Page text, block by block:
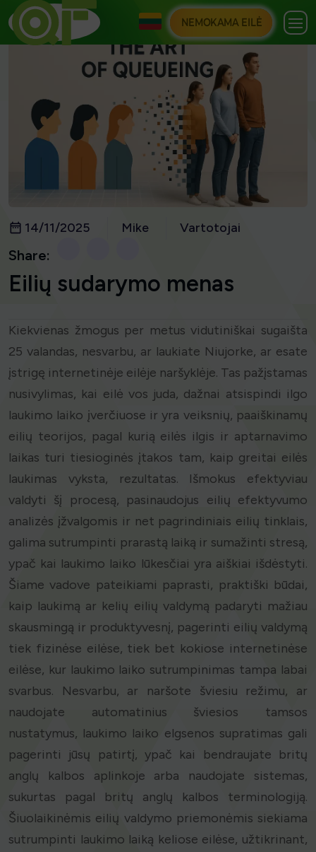
NEMOKAMA EILĖ
14/11/2025 Mike Vartotojai
Share:
Eilių sudarymo menas
Kiekvienas žmogus per metus vidutiniškai sugaišta
25 valandas, nesvarbu, ar laukiate Niujorke, ar esate
įstrigę internetinėje eilėje naršyklėje. Tas pažįstamas
nusivylimas, kai eilė vos juda, dažnai atsispindi ilgo
laukimo laiko įverčiuose ir yra veiksnių, paaiškinamų
eilių teorijos, pagal kurią eilės ilgis ir aptarnavimo
laikas turi tiesioginės įtakos tam, kaip greitai eilės
laukimas vyksta, rezultatas. Išmokus efektyviau
valdyti šį procesą, pasinaudojus eilių efektyvumo
analizės įžvalgomis ir net pagrindiniais eilių tinklais,
galima sutrumpinti prarastą laiką ir sumažinti stresą,
ypač kai laukimo laiko lūkesčiai yra aiškiai išdėstyti.
Šiame vadove pateikiami paprasti, praktiški būdai,
kaip laukimą ar kelių eilių valdymą padaryti mažiau
skausmingą ir produktyvesnį, pagerinti eilių valdymą
tiek fizinėse eilėse, tiek bet kokiose internetinėse
eilėse, kur laukimo laiko sutrumpinimas tampa labai
svarbus. Nesvarbu, ar naršote šviesiu režimu, ar
naudojate automatinius šviesios tamsos
nustatymus, laukimo laiko elgsenos supratimas gali
pagerinti jūsų patirtį, ypač kai bendraujate britų
anglų kalbos aplinkoje arba naudojate sistemas,
sukurtas pagal britų anglų kalbos terminologiją.
Šiuolaikinėmis eilių valdymo priemonėmis siekiama
sutrumpinti laukimo laiką keliose eilėse, užtikrinant,